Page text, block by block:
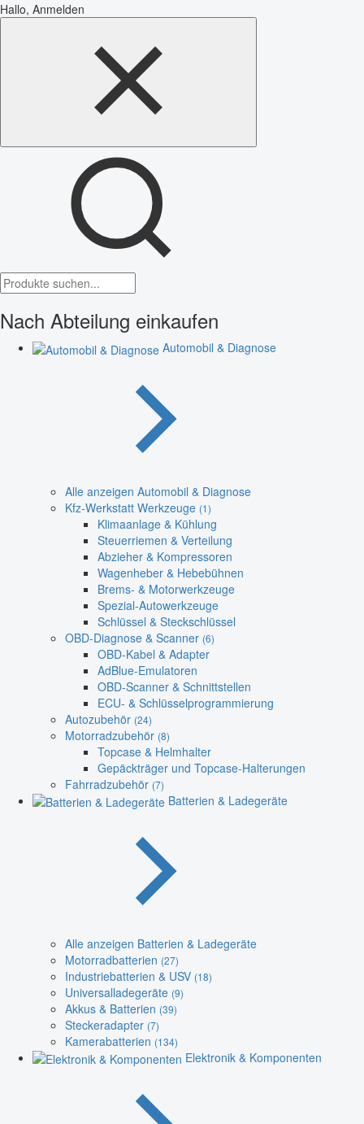
Hallo, Anmelden
Nach Abteilung einkaufen
Automobil & Diagnose
Alle anzeigen Automobil & Diagnose
Kfz-Werkstatt Werkzeuge (1)
Klimaanlage & Kühlung
Steuerriemen & Verteilung
Abzieher & Kompressoren
Wagenheber & Hebebühnen
Brems- & Motorwerkzeuge
Spezial-Autowerkzeuge
Schlüssel & Steckschlüssel
OBD-Diagnose & Scanner (6)
OBD-Kabel & Adapter
AdBlue-Emulatoren
OBD-Scanner & Schnittstellen
ECU- & Schlüsselprogrammierung
Autozubehör (24)
Motorradzubehör (8)
Topcase & Helmhalter
Gepäckträger und Topcase-Halterungen
Fahrradzubehör (7)
Batterien & Ladegeräte
Alle anzeigen Batterien & Ladegeräte
Motorradbatterien (27)
Industriebatterien & USV (18)
Universalladegeräte (9)
Akkus & Batterien (39)
Steckeradapter (7)
Kamerabatterien (134)
Elektronik & Komponenten